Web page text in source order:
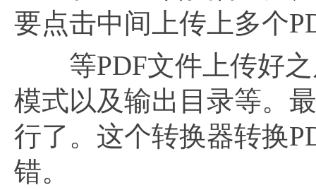
要点击中间上传上多个
等PDF文件上传好之
模式以及输出目录等。
行了。这个转换器转换
错。